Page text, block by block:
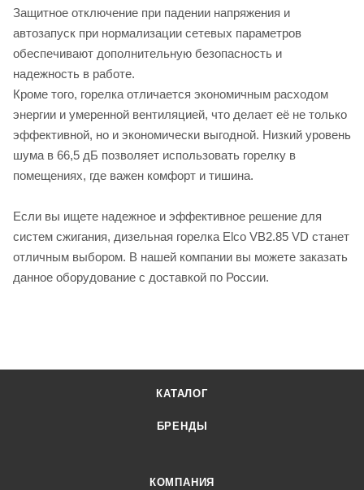
Защитное отключение при падении напряжения и
автозапуск при нормализации сетевых параметров
обеспечивают дополнительную безопасность и
надежность в работе.
Кроме того, горелка отличается экономичным расходом
энергии и умеренной вентиляцией, что делает её не только
эффективной, но и экономически выгодной. Низкий уровень
шума в 66,5 дБ позволяет использовать горелку в
помещениях, где важен комфорт и тишина.
Если вы ищете надежное и эффективное решение для
систем сжигания, дизельная горелка Elco VB2.85 VD станет
отличным выбором. В нашей компании вы можете заказать
данное оборудование с доставкой по России.
КАТАЛОГ
БРЕНДЫ
КОМПАНИЯ